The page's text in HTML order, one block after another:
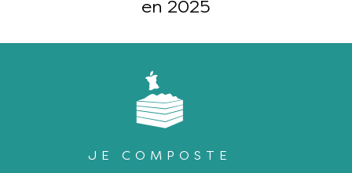
en 2025
JE COMPOSTE